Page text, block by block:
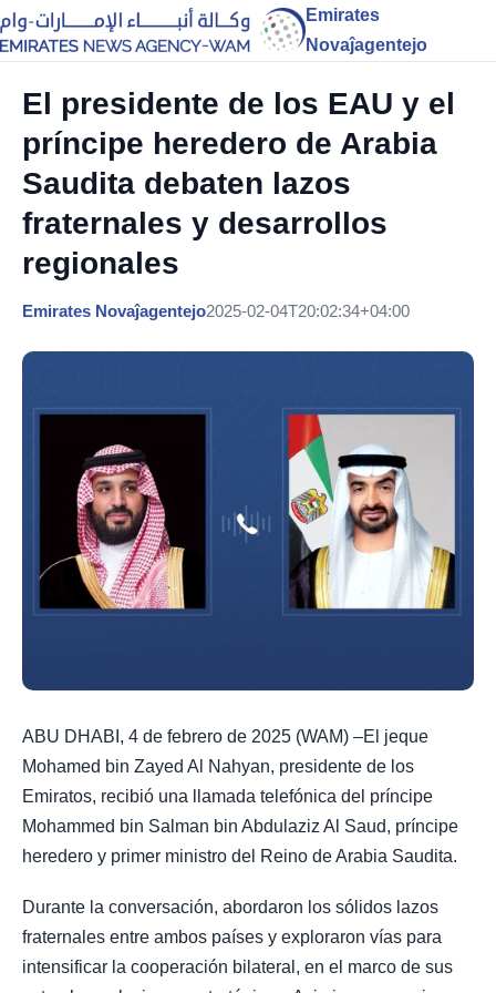
Emirates
Novaĵagentejo
El presidente de los EAU y el
príncipe heredero de Arabia
Saudita debaten lazos
fraternales y desarrollos
regionales
Emirates Novaĵagentejo2025-02-04T20:02:34+04:00
ABU DHABI, 4 de febrero de 2025 (WAM) –El jeque
Mohamed bin Zayed Al Nahyan, presidente de los
Emiratos, recibió una llamada telefónica del príncipe
Mohammed bin Salman bin Abdulaziz Al Saud, príncipe
heredero y primer ministro del Reino de Arabia Saudita.
Durante la conversación, abordaron los sólidos lazos
fraternales entre ambos países y exploraron vías para
intensificar la cooperación bilateral, en el marco de sus